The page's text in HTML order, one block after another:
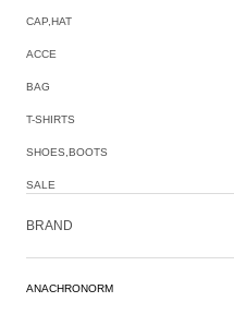
CAP,HAT
ACCE
BAG
T-SHIRTS
SHOES,BOOTS
SALE
BRAND
ANACHRONORM